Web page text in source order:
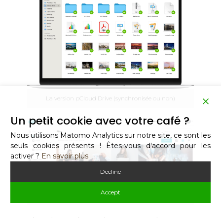
La version pCloud Drive (synchronisée ou non)
La version pCloud online
Un petit cookie avec votre café ?
Nous utilisons Matomo Analytics sur notre site, ce sont les
seuls cookies présents ! Êtes-vous d'accord pour les
activer ? En savoir plus
Decline
Accept